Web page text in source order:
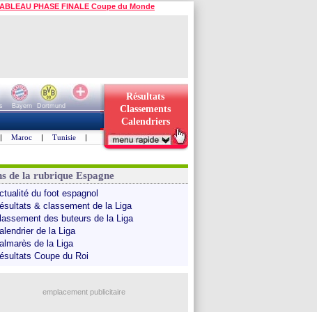
PHASE FINALE Coupe du Monde
Bayern
Dortmund
Résultats
Classements
Calendriers
| Maroc | Tunisie |
de la rubrique Espagne
du foot espagnol
& classement de la Liga
des buteurs de la Liga
de la Liga
de la Liga
Coupe du Roi
emplacement publicitaire